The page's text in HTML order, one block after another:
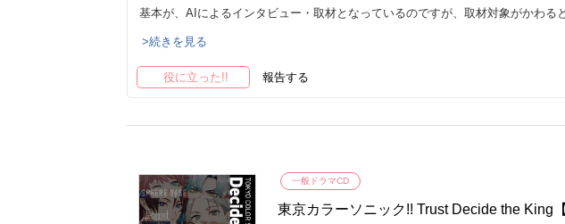
基本が、AIによるインタビュー・取材となっているのですが、取材対象がかわ
>続きを見る
役に立った!! 報告する
一般ドラマCD
東京カラーソニック!! Trust Decide the King